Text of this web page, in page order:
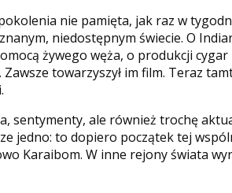
nie pamięta, jak raz w
niedostępnym świecie. O
żywego węża, o produkcji
towarzyszył im film. Teraz
sentymenty, ale również trochę
jedno: to dopiero początek tej
Karaibom. W inne rejony świata